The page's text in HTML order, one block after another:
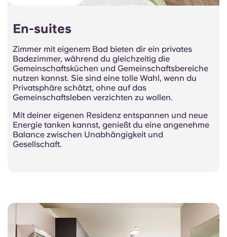
En-suites
Zimmer mit eigenem Bad bieten dir ein privates
Badezimmer, während du gleichzeitig die
Gemeinschaftsküchen und Gemeinschaftsbereiche
nutzen kannst. Sie sind eine tolle Wahl, wenn du
Privatsphäre schätzt, ohne auf das
Gemeinschaftsleben verzichten zu wollen.
Mit deiner eigenen Residenz entspannen und neue
Energie tanken kannst, genießt du eine angenehme
Balance zwischen Unabhängigkeit und
Gesellschaft.